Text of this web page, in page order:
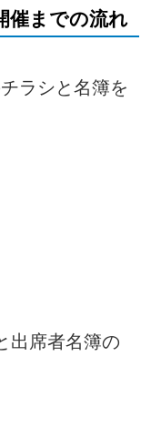
催までの流れ
ラシと名簿を
出席者名簿の